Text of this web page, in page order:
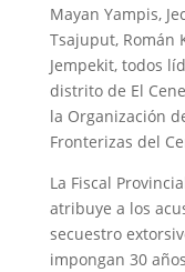
Mayan Yampis,
Tsajuput, Román
Jempekit, todos
distrito de El
la Organización
Fronterizas del
La Fiscal
atribuye a los
secuestro
impongan 30